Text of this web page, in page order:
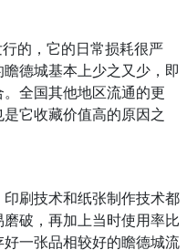
的，它的日常损耗很严
德城基本上少之又少，即
全国其他地区流通的更
它收藏价值高的原因之
刷技术和纸张制作技术都
破，再加上当时使用率比
一张品相较好的瞻德城流